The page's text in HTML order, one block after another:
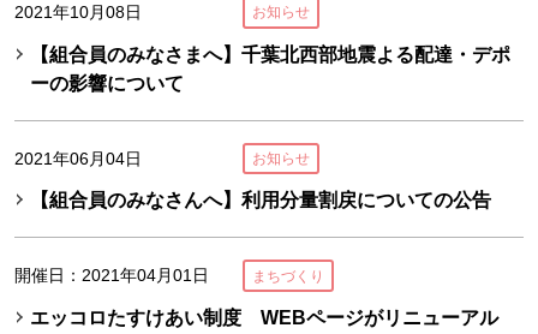
2021年10月08日 お知らせ
【組合員のみなさまへ】千葉北西部地震よる配達・デポ
ーの影響について
2021年06月04日 お知らせ
【組合員のみなさんへ】利用分量割戻についての公告
開催日：2021年04月01日 まちづくり
エッコロたすけあい制度 WEBページがリニューアル